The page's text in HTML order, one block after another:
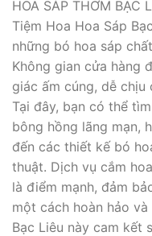
HOA SÁP THƠM
Tiệm Hoa Hoa Sáp
những bó hoa sáp
Không gian cửa hàng
giác ấm cúng, dễ chịu
Tại đây, bạn có thể
bông hồng lãng mạn,
đến các thiết kế bó
thuật. Dịch vụ cắm
là điểm mạnh, đảm
một cách hoàn hảo
Bạc Liêu này cam kết